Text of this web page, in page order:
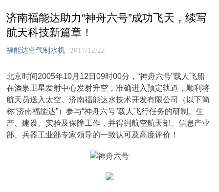
济南福能达助力“神舟六号”成功飞天，续写
航天科技新篇章！
福能达空气制水机 2017/12/22
北京时间2005年10月12日09时00分，“神舟六号”载人飞船
在酒泉卫星发射中心发射升空，准确进入预定轨道，顺利将
航天员送入太空。济南福能达水技术开发有限公司（以下简
称“济南福能达”）参与“神舟六号”载人飞行任务的研制、生
产、建设、实验及保障工作，并得到航空航天部、信息产业
部、兵器工业部专家领导的一致认可及高度评价！